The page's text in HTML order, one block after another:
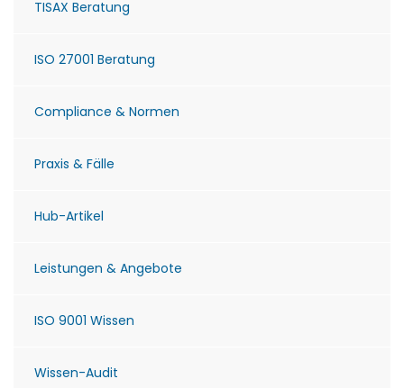
TISAX Beratung
ISO 27001 Beratung
Compliance & Normen
Praxis & Fälle
Hub-Artikel
Leistungen & Angebote
ISO 9001 Wissen
Wissen-Audit